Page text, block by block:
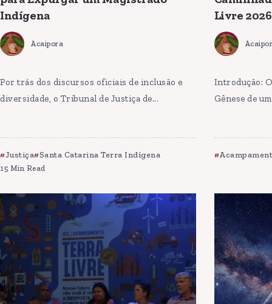
Indígena
Acaipora
Por trás dos discursos oficiais de inclusão e
diversidade, o Tribunal de Justiça de...
Justiça Santa Catarina Terra Indígena
15 Min Read
Livre 2026
Introdução:
Gênese de